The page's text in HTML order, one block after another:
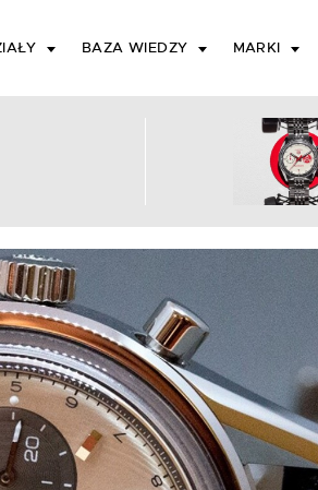
BAZA WIEDZY MARKI